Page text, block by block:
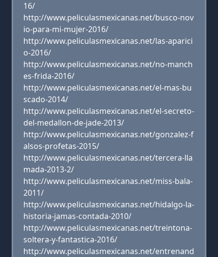
16/
http://www.peliculasmexicanas.net/busco-nov
io-para-mi-mujer-2016/
http://www.peliculasmexicanas.net/las-aparici
o-2016/
http://www.peliculasmexicanas.net/no-manch
es-frida-2016/
http://www.peliculasmexicanas.net/el-mas-bu
scado-2014/
http://www.peliculasmexicanas.net/el-secreto-
del-medallon-de-jade-2013/
http://www.peliculasmexicanas.net/gonzalez-f
alsos-profetas-2015/
http://www.peliculasmexicanas.net/tercera-lla
mada-2013-2/
http://www.peliculasmexicanas.net/miss-bala-
2011/
http://www.peliculasmexicanas.net/hidalgo-la-
historia-jamas-contada-2010/
http://www.peliculasmexicanas.net/treintona-
soltera-y-fantastica-2016/
http://www.peliculasmexicanas.net/entrenand